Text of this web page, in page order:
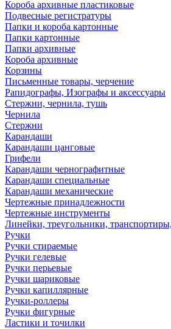
Короба архивные пластиковые
Подвесные регистратуры
Папки и короба картонные
Папки картонные
Папки архивные
Короба архивные
Корзины
Письменные товары, черчение
Рапидографы, Изографы и аксессуары
Стержни, чернила, тушь
Чернила
Стержни
Карандаши
Карандаши цанговые
Грифели
Карандаши чернографитные
Карандаши специальные
Карандаши механические
Чертежные принадлежности
Чертежные инструменты
Линейки, треугольники,
Ручки
Ручки стираемые
Ручки гелевые
Ручки перьевые
Ручки шариковые
Ручки капиллярные
Ручки-роллеры
Ручки фигурные
Ластики и точилки